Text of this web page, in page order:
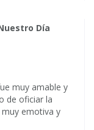
Día
muy amable y
de oficiar la
emotiva y